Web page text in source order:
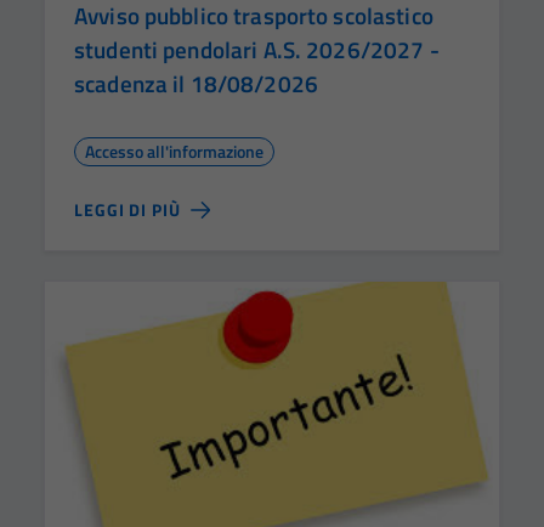
Avviso pubblico trasporto scolastico
studenti pendolari A.S. 2026/2027 -
scadenza il 18/08/2026
Accesso all'informazione
LEGGI DI PIÙ